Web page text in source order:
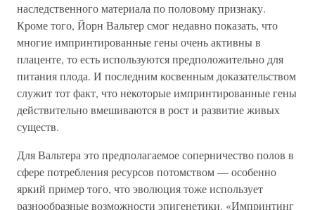
наследственного материала по половому признаку.
Кроме того, Йорн Вальтер смог недавно показать, что
многие импринтированные гены очень активны в
плаценте, то есть используются предположительно для
питания плода. И последним косвенным доказательством
служит тот факт, что некоторые импринтированные гены
действительно вмешиваются в рост и развитие живых
существ.
Для Вальтера это предполагаемое соперничество полов в
сфере потребления ресурсов потомством — особенно
яркий пример того, что эволюция тоже использует
разнообразные возможности эпигенетики. «Импринтинг